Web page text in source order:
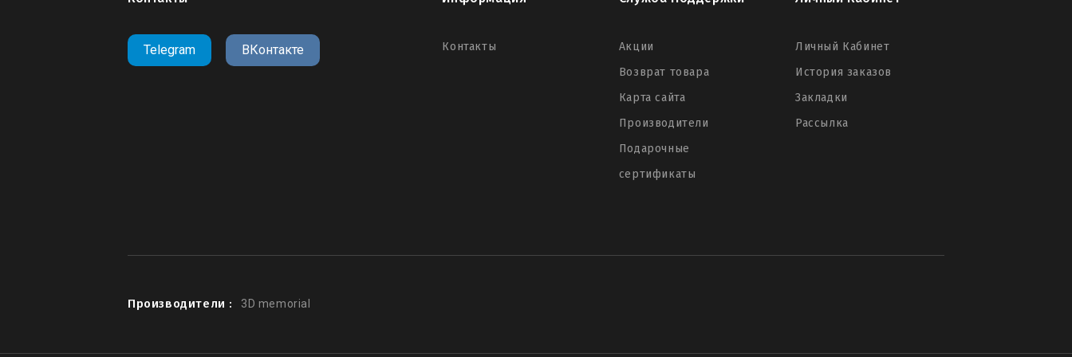
Telegram ВКонтакте Контакты
Акции
Возврат товара
Карта сайта
Производители
Подарочные
сертификаты
Личный Кабинет
История заказов
Закладки
Рассылка
Производители : 3D memorial